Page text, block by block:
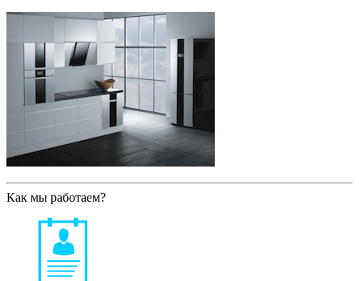
Как мы работаем?